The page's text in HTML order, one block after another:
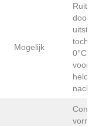
Mogelijk
Ruit
door
toch
0°C
vooral
vormt